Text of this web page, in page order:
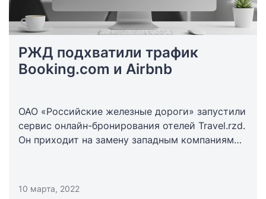
РЖД подхватили трафик
Booking.com и Airbnb
ОАО «Российские железные дороги» запустили
сервис онлайн-бронирования отелей Travel.rzd.
Он приходит на замену западным компаниям
10 марта, 2022